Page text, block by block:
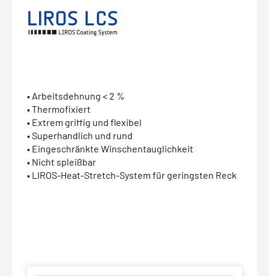
• Arbeitsdehnung < 2 %
• Thermofixiert
• Extrem griffig und flexibel
• Superhandlich und rund
• Eingeschränkte Winschentauglichkeit
• Nicht spleißbar
• LIROS-Heat-Stretch-System für geringsten Reck